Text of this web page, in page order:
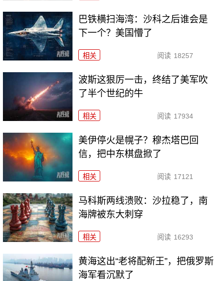
巴铁横扫海湾：沙科之后谁会是
下一个？美国懵了
相关 阅读 18257
波斯这狠厉一击，终结了美军吹
了半个世纪的牛
相关 阅读 17934
美伊停火是幌子？穆杰塔巴回
信，把中东棋盘掀了
相关 阅读 17121
马科斯两线溃败：沙拉稳了，南
海牌被东大刺穿
相关 阅读 16293
黄海这出“老将配新王”，把俄罗斯
海军看沉默了